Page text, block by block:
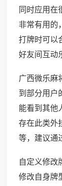
同时应用在
非常有用的
打牌时可以
好友间互动
广西微乐麻
到部分用户
能看到其他
存在此类外
等，建议通
自定义修改
修改自身牌